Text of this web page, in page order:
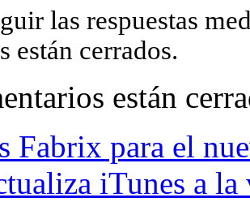
las respuestas
están cerrados.
están
Fabrix para el
iTunes a la